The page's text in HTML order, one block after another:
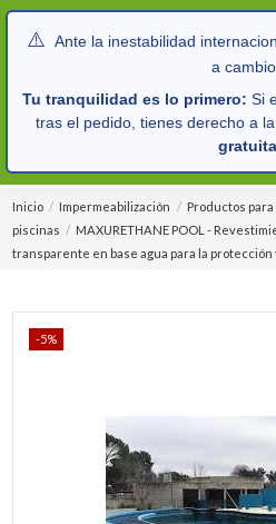
⚠️ Ante la inestabilidad
a
Tu tranquilidad es lo primero: Si
tras el pedido, tienes derecho a la
gratuita
Inicio Impermeabilización Productos
piscinas
MAXURETHANE POOL -
transparente en base agua para la protección
-5%